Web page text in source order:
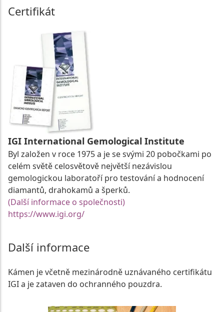
Certifikát
IGI International Gemological Institute
Byl založen v roce 1975 a je se svými 20 pobočkami po
celém světě celosvětově největší nezávislou
gemologickou laboratoří pro testování a hodnocení
diamantů, drahokamů a šperků.
(Další informace o společnosti)
https://www.igi.org/
Další informace
Kámen je včetně mezinárodně uznávaného certifikátu
IGI a je zataven do ochranného pouzdra.